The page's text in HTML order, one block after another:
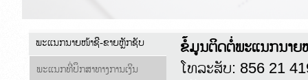
ພະແນກນາຍໜ້າຊື-ຂາຍຫຼັກຊັບ
ພະແນກທີ່ປຶກສາທາງການເງິນ
ຂໍ້ມູນຕິດຕໍ່ພະແນກນາ
ໂທລະສັບ: 856 21